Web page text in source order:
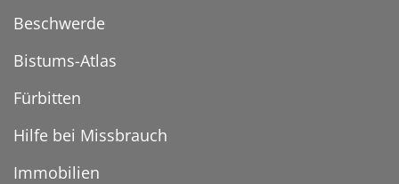
Beschwerde
Bistums-Atlas
Fürbitten
Hilfe bei Missbrauch
Immobilien